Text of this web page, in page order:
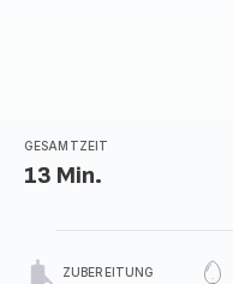
GESAMTZEIT
13 Min.
ZUBEREITUNG